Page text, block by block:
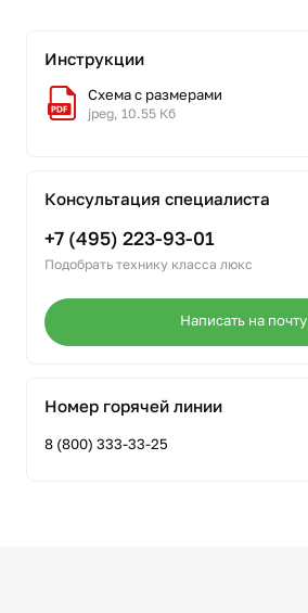
Инструкции
Схема с размерами
jpeg, 10.55 Кб
Консультация специалиста
+7 (495) 223-93-01
Подобрать технику класса люкс
Написать на почту
Номер горячей линии
8 (800) 333-33-25